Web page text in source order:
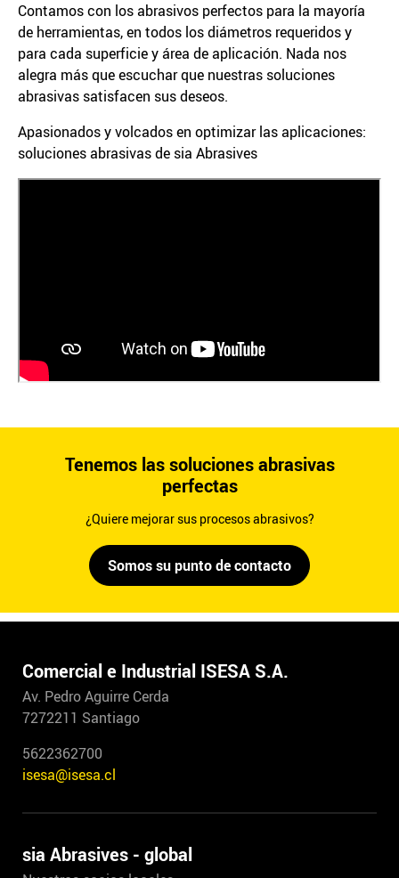
Contamos con los abrasivos perfectos para la mayoría
de herramientas, en todos los diámetros requeridos y
para cada superficie y área de aplicación. Nada nos
alegra más que escuchar que nuestras soluciones
abrasivas satisfacen sus deseos.
Apasionados y volcados en optimizar las aplicaciones:
soluciones abrasivas de sia Abrasives
Tenemos las soluciones abrasivas
perfectas
¿Quiere mejorar sus procesos abrasivos?
Somos su punto de contacto
Comercial e Industrial ISESA S.A.
Av. Pedro Aguirre Cerda
7272211 Santiago
5622362700
isesa@isesa.cl
sia Abrasives - global